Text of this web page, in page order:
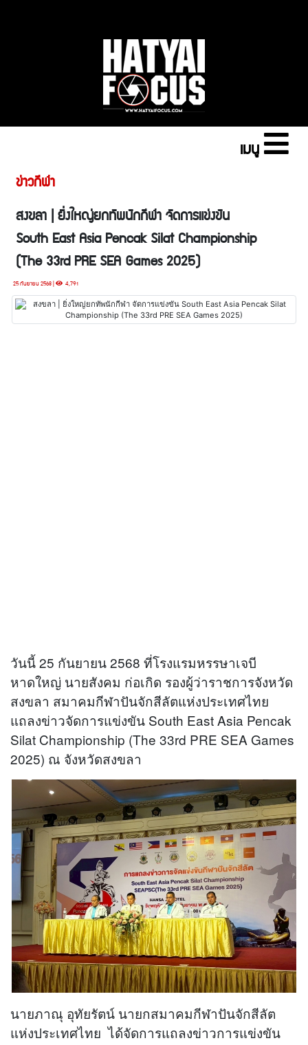
เมนู
ข่าวกีฬา
สงขลา | ยิ่งใหญ่ยกทัพนักกีฬา จัดการแข่งขัน
South East Asia Pencak Silat Championship
(The 33rd PRE SEA Games 2025)
25 กันยายน 2568 | 4,791
วันนี้ 25 กันยายน 2568 ที่โรงแรมหรรษาเจบี
หาดใหญ่ นายสังคม ก่อเกิด รองผู้ว่าราชการจังหวัด
สงขลา สมาคมกีฬาปันจักสีลัตแห่งประเทศไทย
แถลงข่าวจัดการแข่งขัน South East Asia Pencak
Silat Championship (The 33rd PRE SEA Games
2025) ณ จังหวัดสงขลา
นายภาณุ อุทัยรัตน์ นายกสมาคมกีฬาปันจักสีลัต
แห่งประเทศไทย ได้จัดการแถลงข่าวการแข่งขัน